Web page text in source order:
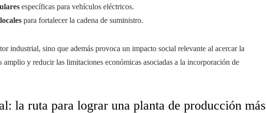
específicas para vehículos eléctricos.
para fortalecer la cadena de suministro.
industrial, sino que además provoca un impacto social relevante al acercar la
amplio y reducir las limitaciones económicas asociadas a la incorporación de
la ruta para lograr una planta de producción más